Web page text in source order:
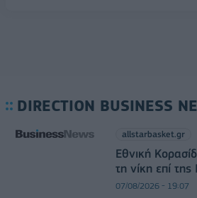
DIRECTION BUSINESS
allstarbasket.gr
Εθνική
τη νίκη επί της
07/08/2026 - 19:07